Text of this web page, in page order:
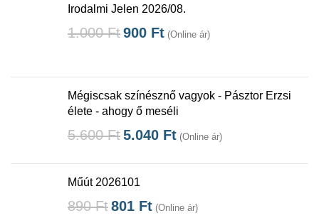
Irodalmi Jelen 2026/08.
1.000Ft900 Ft (Online ár)
Mégiscsak színésznő vagyok - Pásztor Erzsi
élete - ahogy ő meséli
5.600Ft5.040 Ft (Online ár)
Műút 2026101
890Ft801 Ft (Online ár)